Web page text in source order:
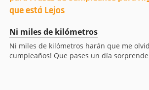
que está Lejos
Ni miles de kilómetros
Ni miles de kilómetros harán que me
cumpleaños! Que pases un día